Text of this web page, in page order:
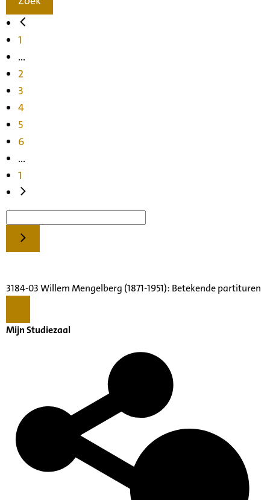
1
...
2
3
4
5
6
...
1
3184-03 Willem Mengelberg (1871-1951): Betekende partituren
Mijn Studiezaal